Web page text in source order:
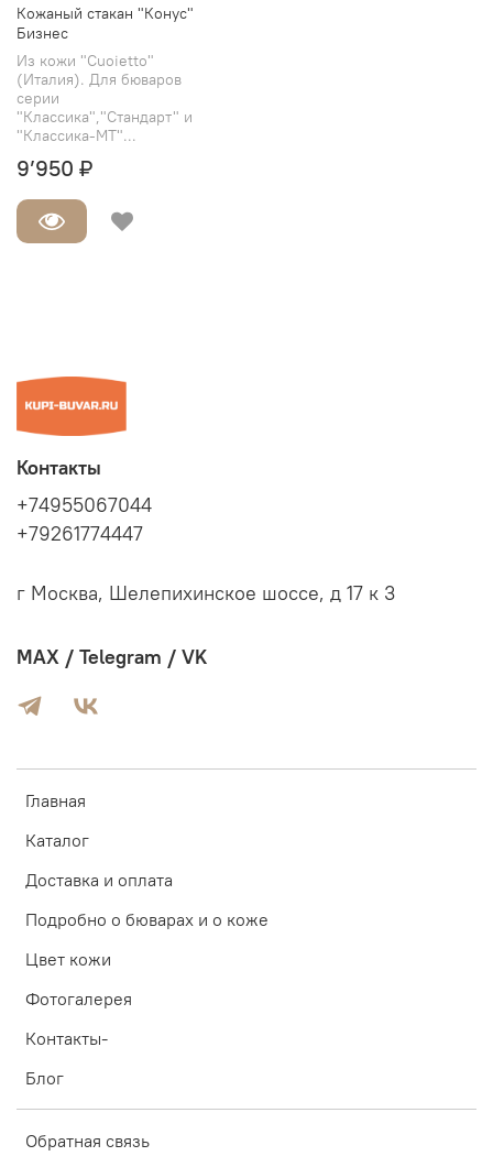
Кожаный стакан "Конус"
Бизнес
Из кожи "Cuoietto"
(Италия). Для бюваров
серии
"Классика","Стандарт" и
"Классика-МТ"...
9’950 ₽
Главная
Каталог
Доставка и оплата
Подробно о бюварах и о коже
Цвет кожи
Фотогалерея
Контакты-
Блог
Обратная связь
Контакты
+74955067044
+79261774447
г Москва, Шелепихинское шоссе, д 17 к 3
MAX / Telegram / VK